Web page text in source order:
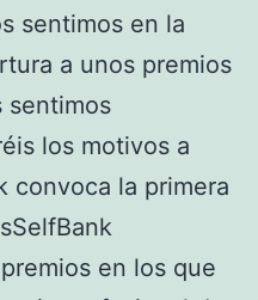
sentimos en la
a unos premios
sentimos
los motivos a
convoca la primera
en los que